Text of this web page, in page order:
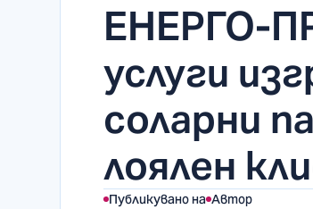
ЕНЕРГО-
услуги
соларни
лоялен
Публикувано на Автор